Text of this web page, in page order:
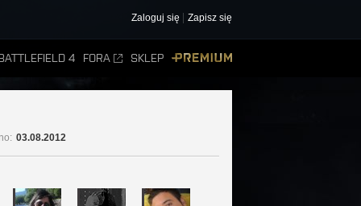
Zaloguj się Zapisz się
4 FORA SKLEP
03.08.2012